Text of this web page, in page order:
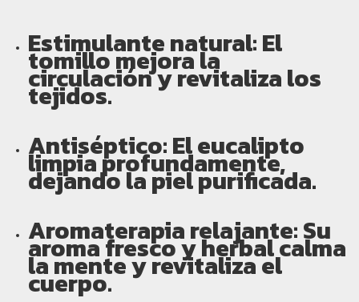
Estimulante natural:El
tomillo mejora la
circulación y revitaliza los
tejidos.
Antiséptico:El eucalipto
limpia profundamente,
dejando la piel purificada.
Aromaterapia relajante:Su
aroma fresco y herbal calma
la mente y revitaliza el
cuerpo.